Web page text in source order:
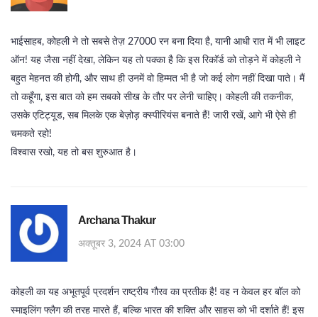
भाईसाहब, कोहली ने तो सबसे तेज़ 27000 रन बना दिया है, यानी आधी रात में भी लाइट
ऑन! यह जैसा नहीं देखा, लेकिन यह तो पक्का है कि इस रिकॉर्ड को तोड़ने में कोहली ने
बहुत मेहनत की होगी, और साथ ही उनमें वो हिम्मत भी है जो कई लोग नहीं दिखा पाते। मैं
तो कहूँगा, इस बात को हम सबको सीख के तौर पर लेनी चाहिए। कोहली की तकनीक,
उसके एटिट्यूड, सब मिलके एक बेज़ोड़ क्स्पीरियंस बनाते हैं! जारी रखें, आगे भी ऐसे ही
चमकते रहो!
विश्वास रखो, यह तो बस शुरुआत है।
Archana Thakur
अक्तूबर 3, 2024 AT 03:00
कोहली का यह अभूतपूर्व प्रदर्शन राष्ट्रीय गौरव का प्रतीक है! वह न केवल हर बॉल को
स्माइलिंग फ्लैग की तरह मारते हैं, बल्कि भारत की शक्ति और साहस को भी दर्शाते हैं! इस